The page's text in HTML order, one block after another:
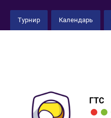
Турнир Календарь
ГТС